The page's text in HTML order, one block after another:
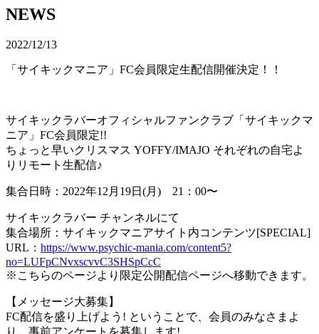
NEWS
2022/12/13
「サイキックマニア」FC会員限定生配信開催決定！！
サイキックラバーオフィシャルファンクラブ「サイキックマ
ニア」FC会員限定!!
ちょっと早いクリスマス YOFFY/IMAJO それぞれの自宅よ
りリモート生配信♪
集合日時：2022年12月19日(月) 21：00〜
サイキックラバー チャンネルにて
集合場所：サイキックマニアサイト内コンテンツ[SPECIAL]
URL： https://www.psychic-mania.com/content5?
no=LUFpCNvxscvvC3SHSpCcC
※こちらのページより限定公開配信ページへ移動できます。
【メッセージ大募集】
FC配信を盛り上げよう! ということで、会員のみなさまよ
り、事前アンケートを募集します!